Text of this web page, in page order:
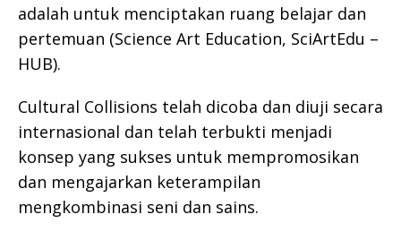
adalah untuk menciptakan ruang belajar dan
pertemuan (Science Art Education, SciArtEdu –
HUB).
Cultural Collisions telah dicoba dan diuji secara
internasional dan telah terbukti menjadi
konsep yang sukses untuk mempromosikan
dan mengajarkan keterampilan
mengkombinasi seni dan sains.